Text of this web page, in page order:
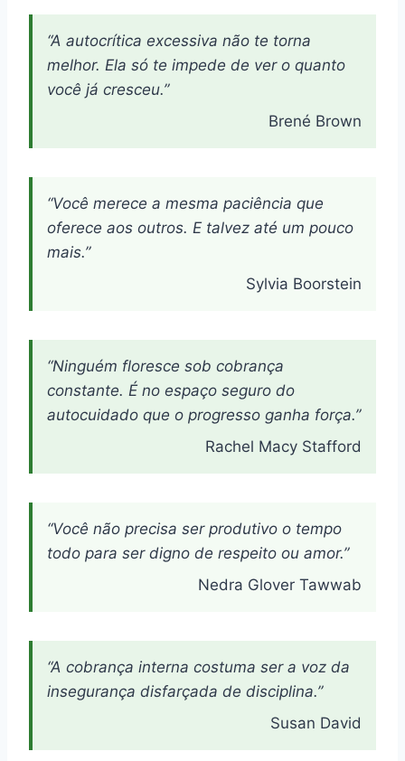
“A autocrítica excessiva não te torna
melhor. Ela só te impede de ver o quanto
você já cresceu.”
Brené Brown
“Você merece a mesma paciência que
oferece aos outros. E talvez até um pouco
mais.”
Sylvia Boorstein
“Ninguém floresce sob cobrança
constante. É no espaço seguro do
autocuidado que o progresso ganha força.”
Rachel Macy Stafford
“Você não precisa ser produtivo o tempo
todo para ser digno de respeito ou amor.”
Nedra Glover Tawwab
“A cobrança interna costuma ser a voz da
insegurança disfarçada de disciplina.”
Susan David